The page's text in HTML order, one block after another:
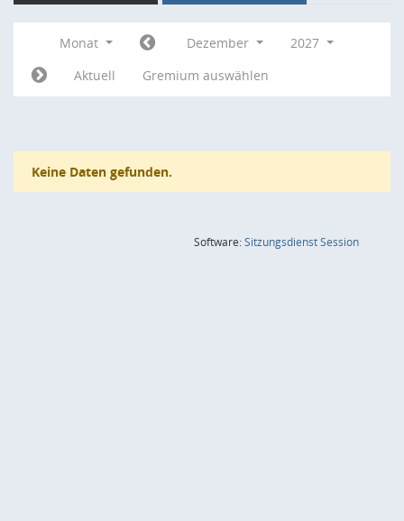
Monat Dezember
2027
Aktuell
Gremium auswählen
Keine Daten gefunden.
Software:SitzungsdienstSession(Wird in